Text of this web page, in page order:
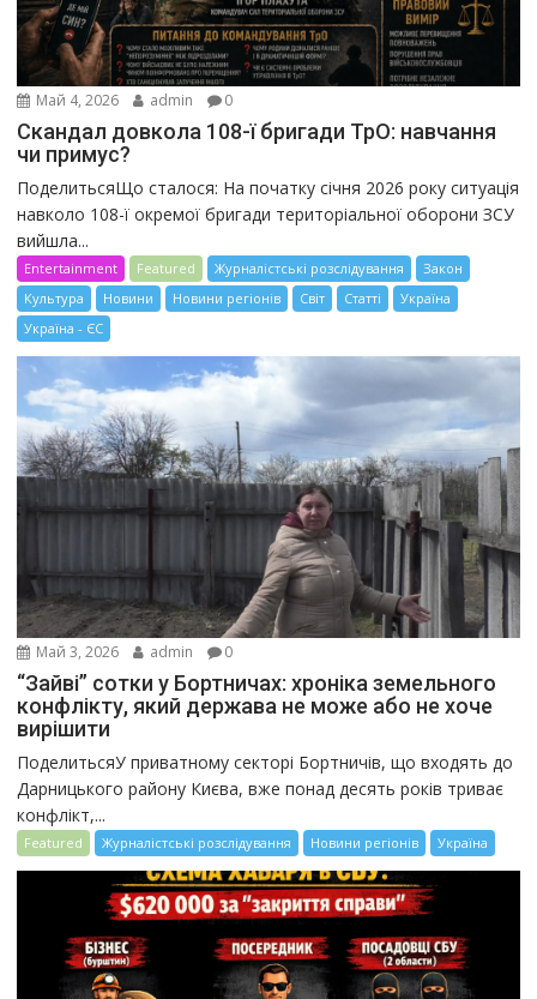
Май 4, 2026 admin 0
Скандал довкола 108-ї бригади ТрО: навчання
чи примус?
ПоделитьсяЩо сталося: На початку січня 2026 року ситуація
навколо 108-ї окремої бригади територіальної оборони ЗСУ
вийшла...
Entertainment Featured Журналістські розслідування
Закон
Культура
Новини Новини регіонів Світ Статті
Україна
Україна - ЄС
Май 3, 2026 admin 0
“Зайві” сотки у Бортничах: хроніка земельного
конфлікту, який держава не може або не хоче
вирішити
ПоделитьсяУ приватному секторі Бортничів, що входять до
Дарницького району Києва, вже понад десять років триває
конфлікт,...
Featured Журналістські розслідування Новини регіонів Україна